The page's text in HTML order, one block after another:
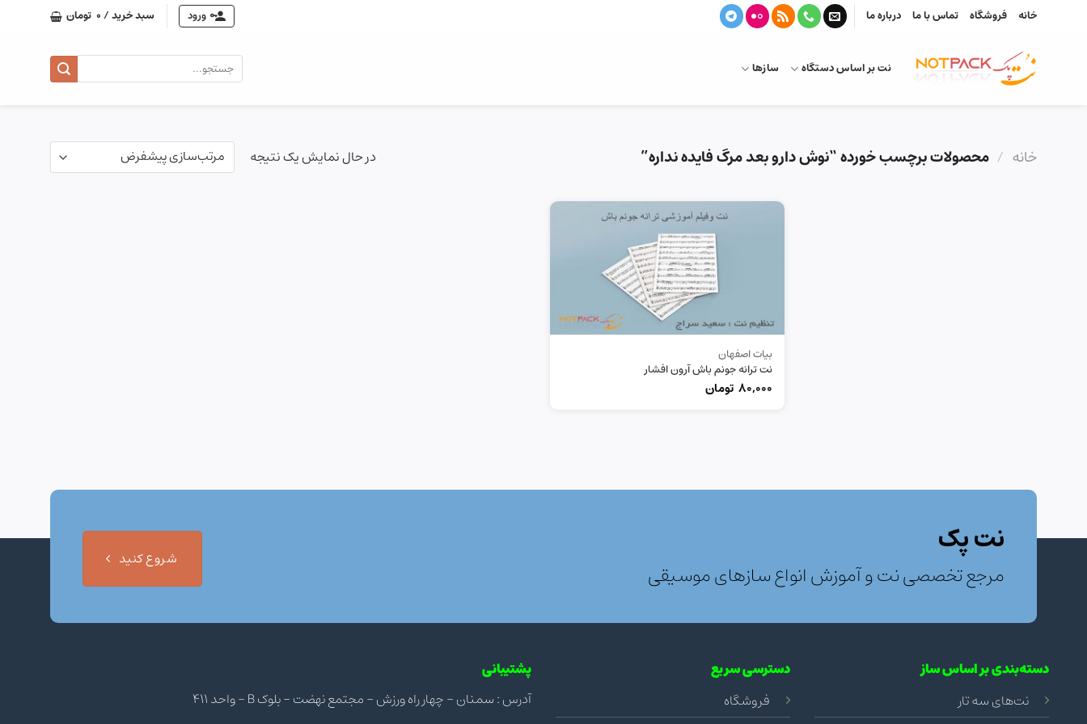
خانه فروشگاه تماس با ما درباره ما ورود سبد خرید /0 تومان
نت بر اساس دستگاه سازها
جستجو
برای:
خانه / محصولات برچسب خورده “نوش دارو بعد مرگ فایده نداره” در حال نمایش یک نتیجه
بیات اصفهان
نت ترانه جونم باش آرون افشار
80,000 تومان
نت پک
مرجع تخصصی نت و آموزش انواع سازهای موسیقی
شروع کنید
دسته‌بندی بر اساس ساز
نت‌های سه تار
دسترسی سریع
فروشگاه
پشتیبانی
آدرس : سمنان - چهار راه ورزش - مجتمع نهضت - بلوک B - واحد 411